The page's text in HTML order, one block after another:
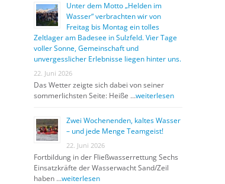
Unter dem Motto „Helden im
Wasser“ verbrachten wir von
Freitag bis Montag ein tolles
Zeltlager am Badesee in Sulzfeld. Vier Tage
voller Sonne, Gemeinschaft und
unvergesslicher Erlebnisse liegen hinter uns.
22. Juni 2026
Das Wetter zeigte sich dabei von seiner
sommerlichsten Seite: Heiße …weiterlesen
Zwei Wochenenden, kaltes Wasser
– und jede Menge Teamgeist!
22. Juni 2026
Fortbildung in der Fließwasserrettung Sechs
Einsatzkräfte der Wasserwacht Sand/Zeil
haben …weiterlesen